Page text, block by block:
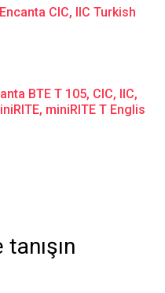
CIC, IIC Turkish
BTE T 105, CIC, IIC,
miniRITE T Englis